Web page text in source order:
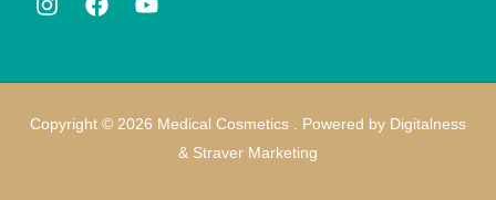
Copyright © 2026 Medical Cosmetics . Powered by Digitalness
& Straver Marketing